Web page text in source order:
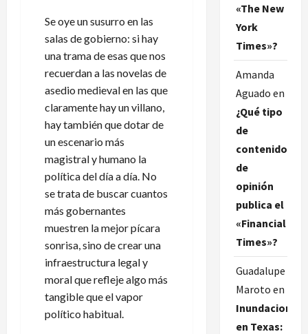
Se oye un susurro en las
salas de gobierno: si hay
una trama de esas que nos
recuerdan a las novelas de
asedio medieval en las que
claramente hay un villano,
hay también que dotar de
un escenario más
magistral y humano la
política del día a día. No
se trata de buscar cuantos
más gobernantes
muestren la mejor pícara
sonrisa, sino de crear una
infraestructura legal y
moral que refleje algo más
tangible que el vapor
político habitual.
«The New
York
Times»?
Amanda
Aguado en
¿Qué tipo
de
contenido
de
opinión
publica el
«Financial
Times»?
Guadalupe
Maroto en
Inundaciones
en Texas: